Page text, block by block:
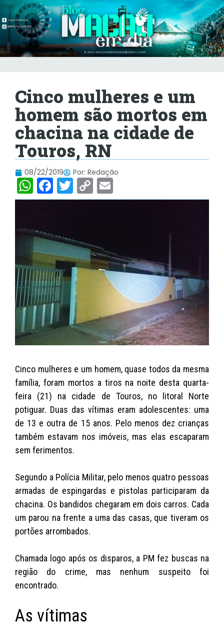
Cinco mulheres e um
homem são mortos em
chacina na cidade de
Touros, RN
08/22/2019 Por: Redação
W
h
s
A
p
p
F
a
e
b
o
o
k
T
w
C
o
Li
n
m
Cinco mulheres e um homem, quase todos da mesma
família, foram mortos a tiros na noite desta quarta-
feira (21) na cidade de Touros, no litoral Norte
potiguar. Duas das vítimas eram adolescentes: uma
de 13 e outra de 15 anos. Pelo menos dez crianças
também estavam nos imóveis, mas elas escaparam
sem ferimentos.
Segundo a Polícia Militar, pelo menos quatro pessoas
armadas de espingardas e pistolas participaram da
chacina. Os bandidos chegaram em dois carros. Cada
um parou na frente a uma das casas, que tiveram os
portões arrombados.
Chamada logo após os disparos, a PM fez buscas na
região do crime, mas nenhum suspeito foi
encontrado.
As vítimas